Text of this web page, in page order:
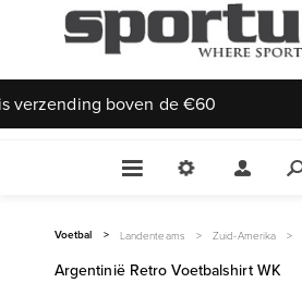
Uniek aanbod
Voetbal > Landenteams > Zuid-Amerika >
Argentinië Retro Voetbalshirt WK